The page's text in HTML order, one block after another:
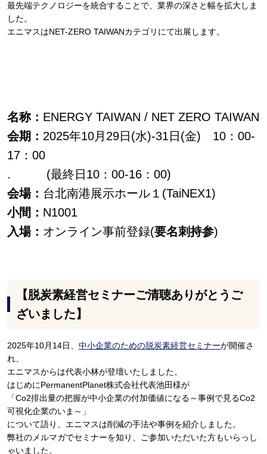
最先端テクノロジーを統合することで、業界の深さと幅を拡大しま
した。
エニマスはNET-ZERO TAIWANカテゴリにて出展します。
名称： ENERGY TAIWAN / NET ZERO TAIWAN
会期： 2025年10月29日(水)-31日(金) 10：00-
17：00
. (最終日10：00-16：00)
会場： 台北南港展示ホール１(TaiNEX1)
小間： N1001
入場： オンライン事前登録(要名刺持参)
【脱炭素経営セミナーご清聴ありがとうご
ざいました】
2025年10月14日、 中小企業のための脱炭素経営セミナーが開催さ
れ、
エニマスからは代表小林が登壇いたしました。
はじめにPermanentPlanet株式会社代表池田様が
「Co2排出量の把握が中小企業の付加価値になる～事例で見るCo2
可視化企業のいま～」
について語り、エニマスは削減の手法や事例を紹介しました。
弊社のメルマガでセミナーを知り、ご参加いただいた方もいらっし
ゃいました。